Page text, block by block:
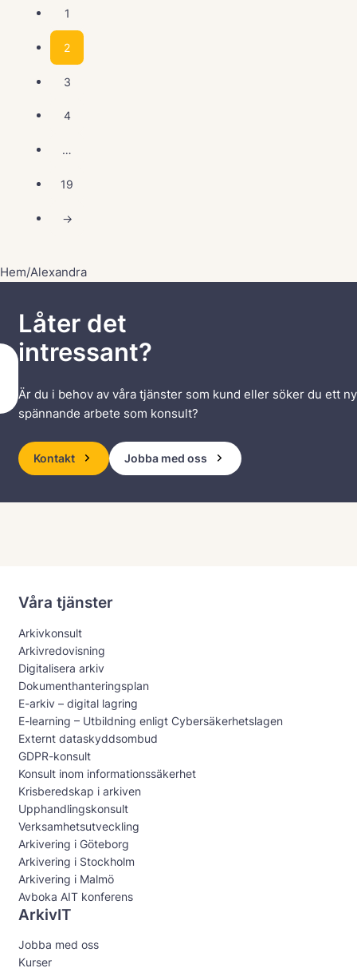
1
2
3
4
…
19
→
Hem/Alexandra
Låter det
intressant?
Är du i behov av våra tjänster som kund eller söker du ett
spännande arbete som konsult?
Kontakt Jobba med oss
Våra tjänster
Arkivkonsult
Arkivredovisning
Digitalisera arkiv
Dokumenthanteringsplan
E-arkiv – digital lagring
E-learning – Utbildning enligt Cybersäkerhetslagen
Externt dataskyddsombud
GDPR-konsult
Konsult inom informationssäkerhet
Krisberedskap i arkiven
Upphandlingskonsult
Verksamhetsutveckling
Arkivering i Göteborg
Arkivering i Stockholm
Arkivering i Malmö
Avboka AIT konferens
ArkivIT
Jobba med oss
Kurser